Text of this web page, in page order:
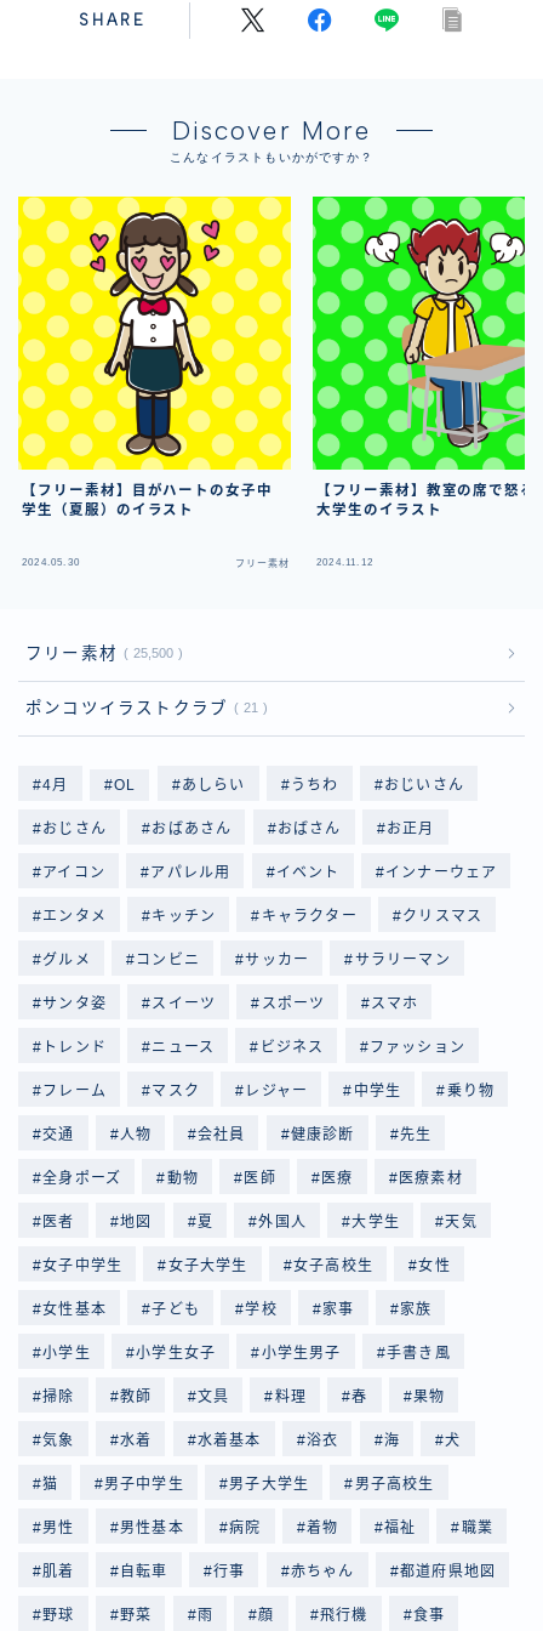
SHARE
Discover More
こんなイラストもいかがですか？
【フリー素材】目がハートの女子中
学生（夏服）のイラスト
2024.05.30 フリー素材
【フリー素材】教室の席で怒る
大学生のイラスト
2024.11.12
フリー素材 25,500
ポンコツイラストクラブ 21
4月 OL あしらい うちわ おじいさん
おじさん おばあさん おばさん お正月
アイコン アパレル用 イベント インナーウェア
エンタメ キッチン キャラクター クリスマス
グルメ コンビニ サッカー サラリーマン
サンタ姿 スイーツ スポーツ スマホ
トレンド ニュース ビジネス ファッション
フレーム マスク レジャー 中学生 乗り物
交通 人物 会社員 健康診断 先生
全身ポーズ 動物 医師 医療 医療素材
医者 地図 夏 外国人 大学生 天気
女子中学生 女子大学生 女子高校生 女性
女性基本 子ども 学校 家事 家族
小学生 小学生女子 小学生男子 手書き風
掃除 教師 文具 料理 春 果物
気象 水着 水着基本 浴衣 海 犬
猫 男子中学生 男子大学生 男子高校生
男性 男性基本 病院 着物 福祉 職業
肌着 自転車 行事 赤ちゃん 都道府県地図
野球 野菜 雨 顔 飛行機 食事